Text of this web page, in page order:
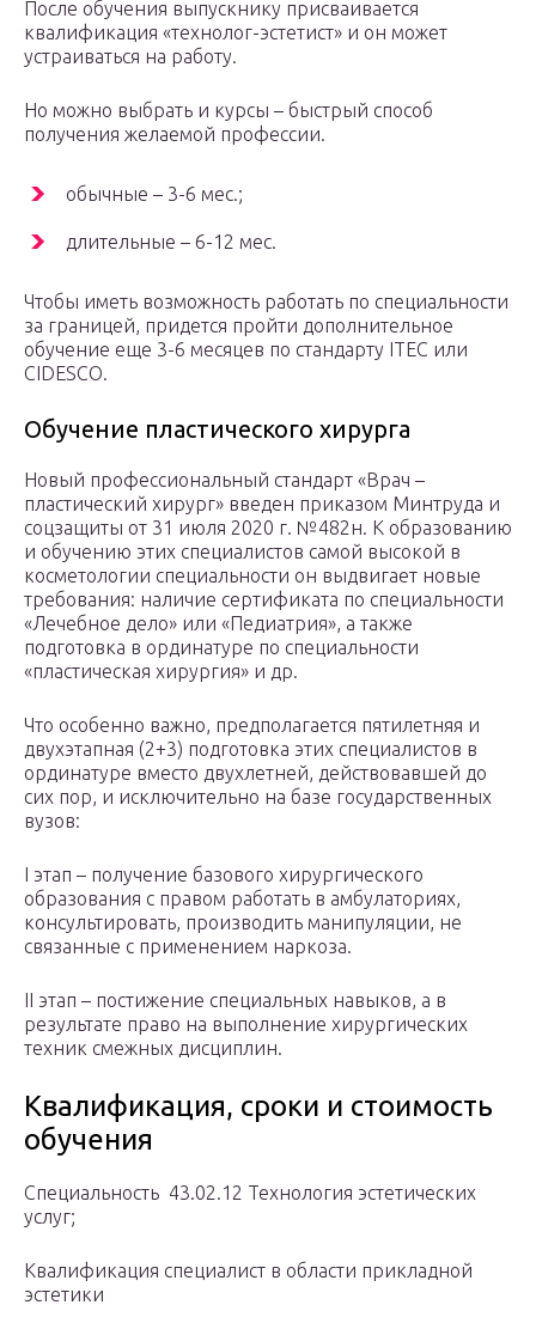
После обучения выпускнику присваивается
квалификация «технолог-эстетист» и он может
устраиваться на работу.
Но можно выбрать и курсы – быстрый способ
получения желаемой профессии.
обычные – 3-6 мес.;
длительные – 6-12 мес.
Чтобы иметь возможность работать по специальности
за границей, придется пройти дополнительное
обучение еще 3-6 месяцев по стандарту ITEC или
CIDESCO.
Обучение пластического хирурга
Новый профессиональный стандарт «Врач –
пластический хирург» введен приказом Минтруда и
соцзащиты от 31 июля 2020 г. №482н. К образованию
и обучению этих специалистов самой высокой в
косметологии специальности он выдвигает новые
требования: наличие сертификата по специальности
«Лечебное дело» или «Педиатрия», а также
подготовка в ординатуре по специальности
«пластическая хирургия» и др.
Что особенно важно, предполагается пятилетняя и
двухэтапная (2+3) подготовка этих специалистов в
ординатуре вместо двухлетней, действовавшей до
сих пор, и исключительно на базе государственных
вузов:
I этап – получение базового хирургического
образования с правом работать в амбулаториях,
консультировать, производить манипуляции, не
связанные с применением наркоза.
II этап – постижение специальных навыков, а в
результате право на выполнение хирургических
техник смежных дисциплин.
Квалификация, сроки и стоимость
обучения
Специальность 43.02.12 Технология эстетических
услуг;
Квалификация специалист в области прикладной
эстетики